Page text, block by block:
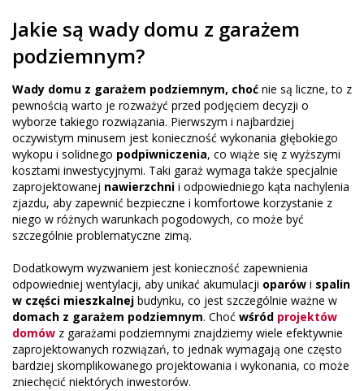
Jakie są wady domu z garażem
podziemnym?
Wady domu z garażem podziemnym, choć nie są liczne, to z
pewnością warto je rozważyć przed podjęciem decyzji o
wyborze takiego rozwiązania. Pierwszym i najbardziej
oczywistym minusem jest konieczność wykonania głębokiego
wykopu i solidnego podpiwniczenia, co wiąże się z wyższymi
kosztami inwestycyjnymi. Taki garaż wymaga także specjalnie
zaprojektowanej nawierzchni i odpowiedniego kąta nachylenia
zjazdu, aby zapewnić bezpieczne i komfortowe korzystanie z
niego w różnych warunkach pogodowych, co może być
szczególnie problematyczne zimą.
Dodatkowym wyzwaniem jest konieczność zapewnienia
odpowiedniej wentylacji, aby unikać akumulacji oparów i spalin
w części mieszkalnej budynku, co jest szczególnie ważne w
domach z garażem podziemnym. Choć wśród projektów
domów z garażami podziemnymi znajdziemy wiele efektywnie
zaprojektowanych rozwiązań, to jednak wymagają one często
bardziej skomplikowanego projektowania i wykonania, co może
zniechęcić niektórych inwestorów.